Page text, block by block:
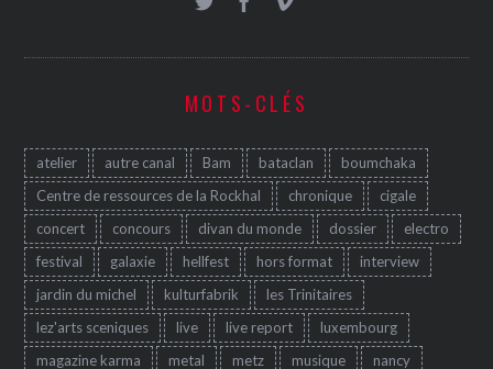
MOTS-CLÉS
atelier autre canal Bam bataclan
boumchaka
Centre de ressources de la Rockhal
chronique
cigale
concert
concours divan du monde dossier
electro
festival
galaxie hellfest hors format
interview
jardin du michel
kulturfabrik
les Trinitaires
lez'arts sceniques
live live report
luxembourg
magazine karma
metal metz musique
nancy